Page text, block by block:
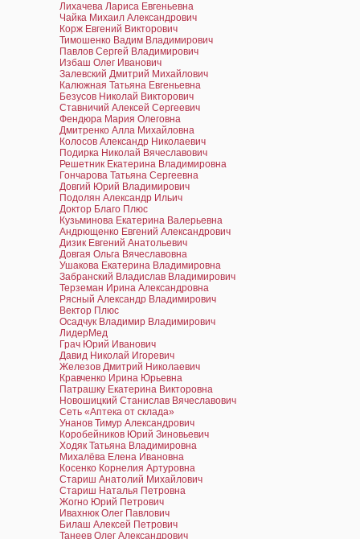
Лихачева Лариса Евгеньевна
Чайка Михаил Александрович
Корж Евгений Викторович
Тимошенко Вадим Владимирович
Павлов Сергей Владимирович
Избаш Олег Иванович
Залевский Дмитрий Михайлович
Калюжная Татьяна Евгеньевна
Безусов Николай Викторович
Ставничий Алексей Сергеевич
Фендюра Мария Олеговна
Дмитренко Алла Михайловна
Колосов Александр Николаевич
Подирка Николай Вячеславович
Решетник Екатерина Владимировна
Гончарова Татьяна Сергеевна
Довгий Юрий Владимирович
Подолян Александр Ильич
Доктор Благо Плюс
Кузьминова Екатерина Валерьевна
Андрющенко Евгений Александрович
Дизик Евгений Анатольевич
Довгая Ольга Вячеславовна
Ушакова Екатерина Владимировна
Забранский Владислав Владимирович
Терземан Ирина Александровна
Рясный Александр Владимирович
Вектор Плюс
Осадчук Владимир Владимирович
ЛидерМед
Грач Юрий Иванович
Давид Николай Игоревич
Железов Дмитрий Николаевич
Кравченко Ирина Юрьевна
Патрашку Екатерина Викторовна
Новошицкий Станислав Вячеславович
Сеть «Аптека от склада»
Унанов Тимур Александрович
Коробейников Юрий Зиновьевич
Ходяк Татьяна Владимировна
Михалёва Елена Ивановна
Косенко Корнелия Артуровна
Стариш Анатолий Михайлович
Стариш Наталья Петровна
Жогно Юрий Петрович
Ивахнюк Олег Павлович
Билаш Алексей Петрович
Танеев Олег Александрович